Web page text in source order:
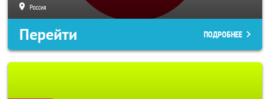
Россия
Перейти ПОДРОБНЕЕ